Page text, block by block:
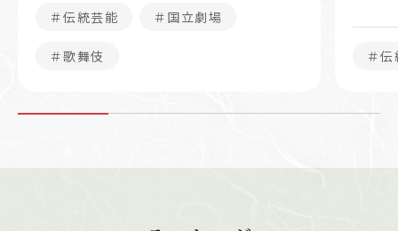
＃伝統芸能 ＃国立劇場
＃歌舞伎 ＃